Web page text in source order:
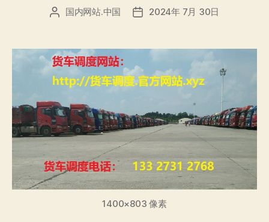
文
者
国内网站.中国
发
期
2024年 7月 30日
1400×803 像素